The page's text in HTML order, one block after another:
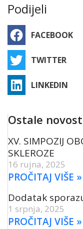
Podijeli
FACEBOOK
TWITTER
LINKEDIN
Ostale
XV. SIMPOZIJ
SKLEROZE
16 rujna, 2025
PROČITAJ VIŠE »
Dodatak
1 srpnja, 2025
PROČITAJ VIŠE »